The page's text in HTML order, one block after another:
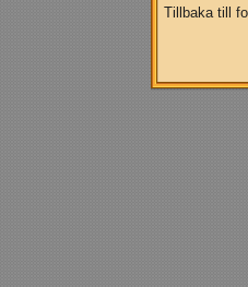
Tillbaka till